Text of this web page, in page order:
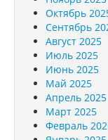
Октябрь
Сентябрь
Август 2025
Июль 2025
Июнь 2025
Май 2025
Апрель 2025
Март 2025
Февраль